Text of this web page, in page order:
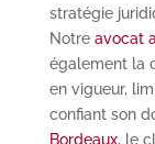
stratégie
Notre avocat
également la
en vigueur,
confiant son
Bordeaux, le